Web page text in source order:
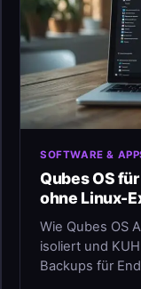
SOFTWARE &
Qubes OS
ohne Linux-
Wie Qubes OS
isoliert und
Backups für